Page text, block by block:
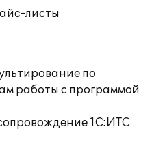
листы
по
работы с программой
1С:ИТС